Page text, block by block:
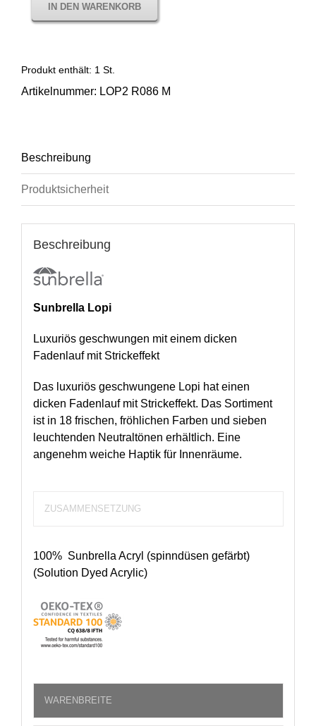
IN DEN WARENKORB
Produkt enthält: 1 St.
Artikelnummer: LOP2 R086 M
Beschreibung
Produktsicherheit
Beschreibung
Sunbrella Lopi
Luxuriös geschwungen mit einem dicken
Fadenlauf mit Strickeffekt
Das luxuriös geschwungene Lopi hat einen
dicken Fadenlauf mit Strickeffekt. Das Sortiment
ist in 18 frischen, fröhlichen Farben und sieben
leuchtenden Neutraltönen erhältlich. Eine
angenehm weiche Haptik für Innenräume.
ZUSAMMENSETZUNG
100% Sunbrella Acryl (spinndüsen gefärbt)
(Solution Dyed Acrylic)
WARENBREITE